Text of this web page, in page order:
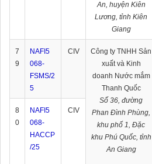
An, huyện Kiên
Lương, tỉnh Kiên
Giang
7
9
NAFI5
068-
FSMS/2
5
CIV
Công ty TNHH Sản
xuất và Kinh
doanh Nước mắm
Thanh Quốc
Số 36, đường
Phan Đình Phùng,
khu phố 1, Đặc
khu Phú Quốc, tỉnh
An Giang
8
0
NAFI5
068-
HACCP
/25
CIV